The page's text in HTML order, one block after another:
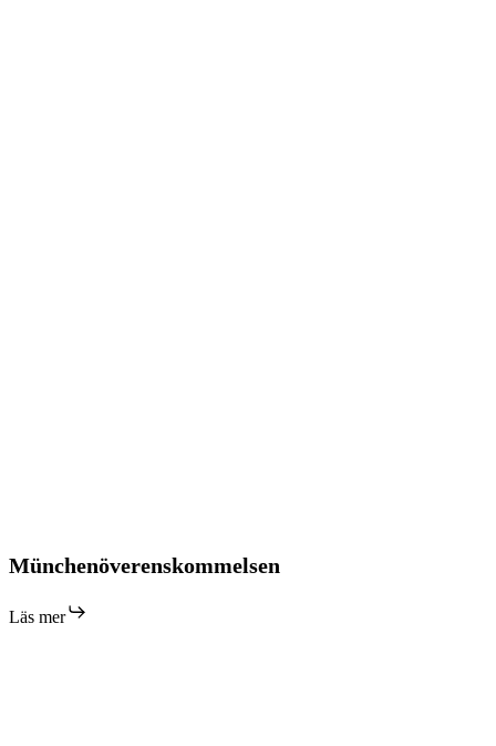
Münchenöverenskommelsen
Münchenöverenskommelsen
Läs mer